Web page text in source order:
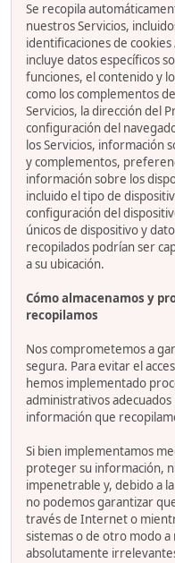
Se recopila
nuestros Servicios,
identificaciones de
incluye datos específicos
funciones, el contenido y
como los complementos
Servicios, la dirección del
configuración del
los Servicios, información
y complementos,
información sobre los
incluido el tipo de
configuración del
únicos de dispositivo y
recopilados podrían ser
a su ubicación.
Cómo almacenamos y
recopilamos
Nos comprometemos a
segura. Para evitar el
hemos implementado
administrativos
información que
Si bien implementamos
proteger su información,
impenetrable y, debido a
no podemos garantizar
través de Internet o
sistemas o de otro modo
absolutamente